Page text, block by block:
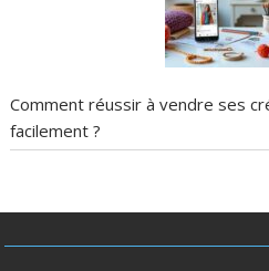
Comment réussir à vendre ses
facilement ?